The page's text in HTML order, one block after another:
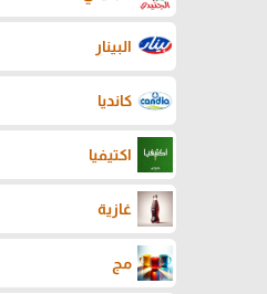
البينار
كانديا
اكتيفيا
غازية
مج